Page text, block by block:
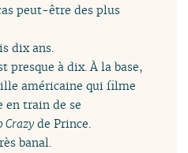
peut-être des plus
dix ans.
presque à dix. À la base,
américaine qui filme
en train de se
Crazy de Prince.
banal.